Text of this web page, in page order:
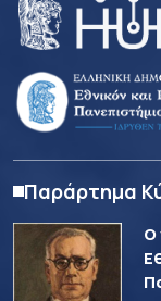
Παράρτημα
Ο